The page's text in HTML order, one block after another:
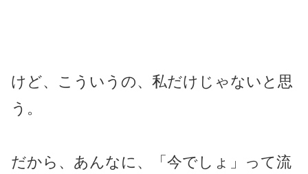
けど、こういうの、私だけじゃないと思
う。
だから、あんなに、「今でしょ」って流